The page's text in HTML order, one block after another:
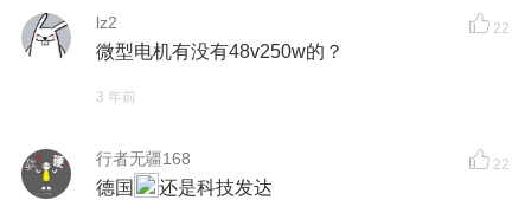
lz2 22
微型电机有没有48v250w的？
3 年前
行者无疆168 22
德国 还是科技发达